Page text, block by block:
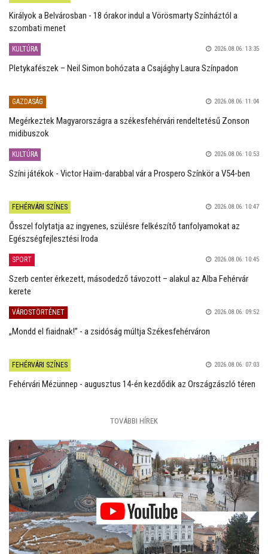
Királyok a Belvárosban - 18 órakor indul a Vörösmarty Színháztól a
szombati menet
KULTÚRA 2026.08.06. 13:35
Pletykafészek – Neil Simon bohózata a Csajághy Laura Színpadon
GAZDASÁG 2026.08.06. 11:04
Megérkeztek Magyarországra a székesfehérvári rendeltetésű Zonson
midibuszok
KULTÚRA 2026.08.06. 10:53
Színi játékok - Victor Haïm-darabbal vár a Prospero Színkör a V54-ben
FEHÉRVÁRI SZÍNES 2026.08.06. 10:47
Ősszel folytatja az ingyenes, szülésre felkészítő tanfolyamokat az
Egészségfejlesztési Iroda
SPORT 2026.08.06. 10:45
Szerb center érkezett, másodedző távozott – alakul az Alba Fehérvár
kerete
VÁROSTÖRTÉNET 2026.08.06. 09:52
„Mondd el fiaidnak!” - a zsidóság múltja Székesfehérváron
FEHÉRVÁRI SZÍNES 2026.08.06. 07:03
Fehérvári Mézünnep - augusztus 14-én kezdődik az Országzászló téren
TOVÁBBI HÍREK